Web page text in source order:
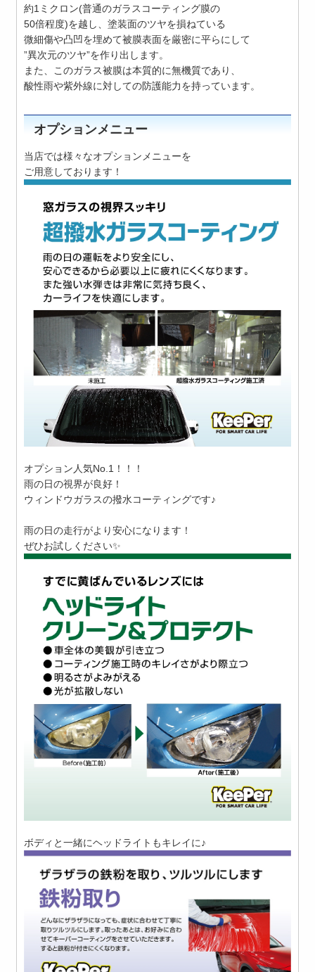
約1ミクロン(普通のガラスコーティング膜の
50倍程度)を越し、塗装面のツヤを損ねている
微細傷や凸凹を埋めて被膜表面を厳密に平らにして
”異次元のツヤ”を作り出します。
また、このガラス被膜は本質的に無機質であり、
酸性雨や紫外線に対しての防護能力を持っています。
オプションメニュー
当店では様々なオプションメニューを
ご用意しております！
オプション人気No.1！！！
雨の日の視界が良好！
ウィンドウガラスの撥水コーティングです♪
雨の日の走行がより安心になります！
ぜひお試しください✨
ボディと一緒にヘッドライトもキレイに♪